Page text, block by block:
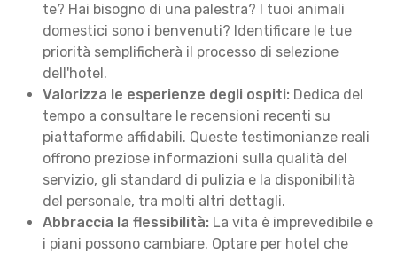
te? Hai bisogno di una palestra? I tuoi animali
domestici sono i benvenuti? Identificare le tue
priorità semplificherà il processo di selezione
dell'hotel.
Valorizza le esperienze degli ospiti: Dedica del
tempo a consultare le recensioni recenti su
piattaforme affidabili. Queste testimonianze reali
offrono preziose informazioni sulla qualità del
servizio, gli standard di pulizia e la disponibilità
del personale, tra molti altri dettagli.
Abbraccia la flessibilità: La vita è imprevedibile e
i piani possono cambiare. Optare per hotel che